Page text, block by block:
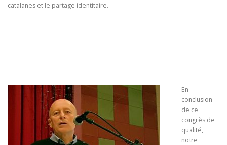
catalanes et le partage identitaire.
En
conclusion
de ce
congrès de
qualité,
notre